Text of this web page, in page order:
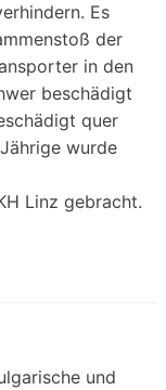
Es
der
in den
beschädigt
quer
wurde
Linz gebracht.
und